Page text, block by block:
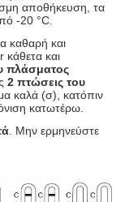
αποθήκευση, τα
-20 °C.
καθαρή και
κάθετα και
πλάσματος
2 πτώσεις του
καλά (σ), κατόπιν
κατωτέρω.
. Μην ερμηνεύστε